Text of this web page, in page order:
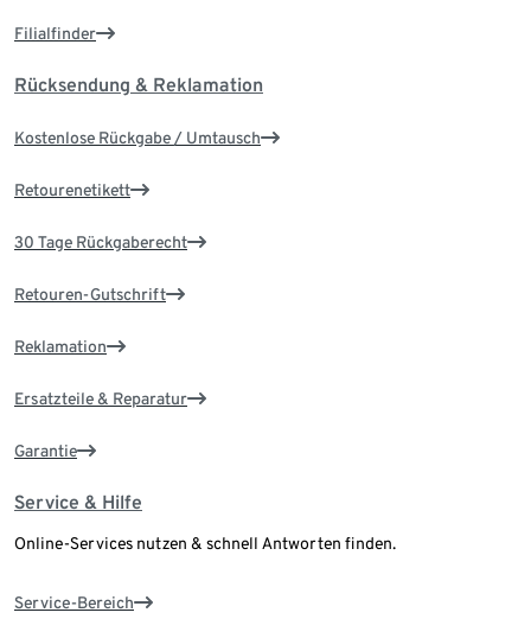
Filialfinder
Rücksendung & Reklamation
Kostenlose Rückgabe / Umtausch
Retourenetikett
30 Tage Rückgaberecht
Retouren-Gutschrift
Reklamation
Ersatzteile & Reparatur
Garantie
Service & Hilfe
Online-Services nutzen & schnell Antworten finden.
Service-Bereich